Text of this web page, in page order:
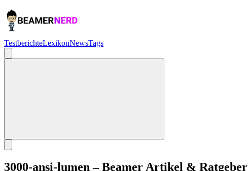
TestberichteLexikonNewsTags
3000-ansi-lumen – Beamer Artikel & Ratgeber